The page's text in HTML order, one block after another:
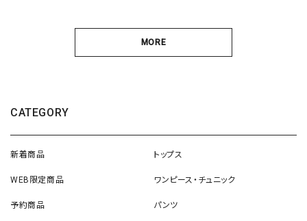
MORE
CATEGORY
新着商品
WEB限定商品
予約商品
トップス
ワンピース・チュニック
パンツ